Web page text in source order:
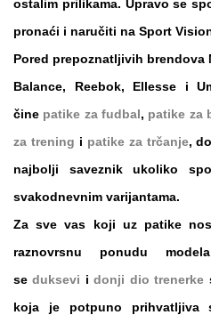
ostalim prilikama. Upravo se
pronaći i naručiti na Sport
Pored prepoznatljivih brendova
Balance, Reebok, Ellesse i
čine patike za fudbal, patike za
za trening i patike za trčanje,
najbolji saveznik ukoliko
svakodnevnim varijantama.
Za sve vas koji uz patike
raznovrsnu ponudu
seduksevi idonji dio trenerke
koja je potpuno prihvatljiva